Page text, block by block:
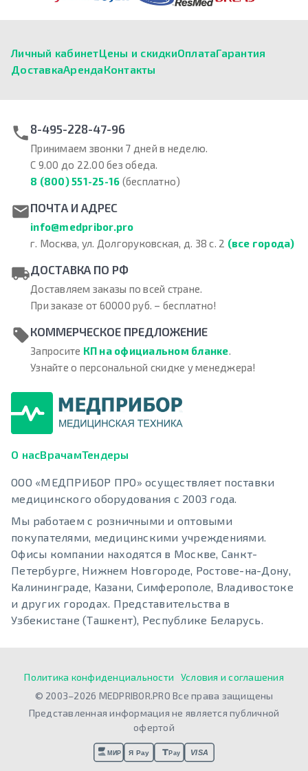
Личный кабинетЦены и скидкиОплатаГарантия
ДоставкаАрендаКонтакты
8-495-228-47-96
Принимаем звонки 7 дней в неделю.
С 9.00 до 22.00 без обеда.
8 (800) 551-25-16 (бесплатно)
ПОЧТА И АДРЕС
info@medpribor.pro
г. Москва, ул. Долгоруковская, д. 38 с. 2 (все города)
ДОСТАВКА ПО РФ
Доставляем заказы по всей стране.
При заказе от 60000 руб. – бесплатно!
КОММЕРЧЕСКОЕ ПРЕДЛОЖЕНИЕ
Запросите КП на официальном бланке.
Узнайте о персональной скидке у менеджера!
О насВрачамТендеры
ООО «МЕДПРИБОР ПРО» осуществляет поставки
медицинского оборудования с 2003 года.
Мы работаем с розничными и оптовыми
покупателями, медицинскими учреждениями.
Офисы компании находятся в Москве, Санкт-
Петербурге, Нижнем Новгороде, Ростове-на-Дону,
Калининграде, Казани, Симферополе, Владивостоке
и других городах. Представительства в
Узбекистане (Ташкент), Республике Беларусь.
Политика конфиденциальности
Условия и соглашения
© 2003–2026 MEDPRIBOR.PRO Все права защищены
Представленная информация не является публичной
офертой
МИР Я Pay Pay VISA